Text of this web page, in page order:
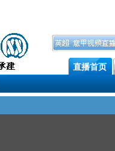
直播首页